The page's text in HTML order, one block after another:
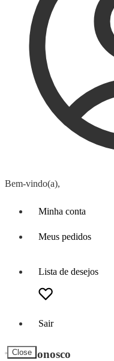
Bem-vindo(a),
Minha conta
Meus pedidos
Lista de desejos
Sair
Close
Fale Conosco